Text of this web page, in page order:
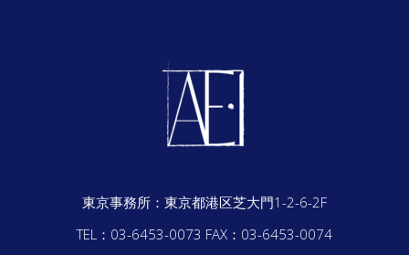
東京事務所： 東京都港区芝大門1-2-6-2F
TEL：03-6453-0073 FAX：03-6453-0074